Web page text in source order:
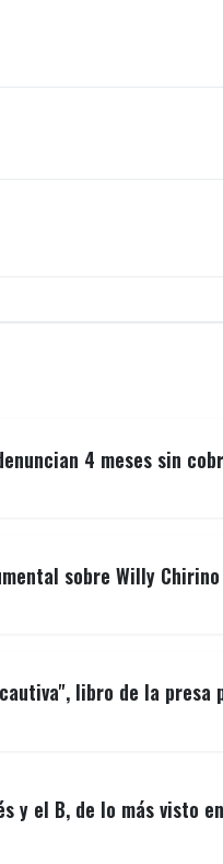
4 meses sin
sobre Willy Chirino
libro de la
y el B, de lo más visto